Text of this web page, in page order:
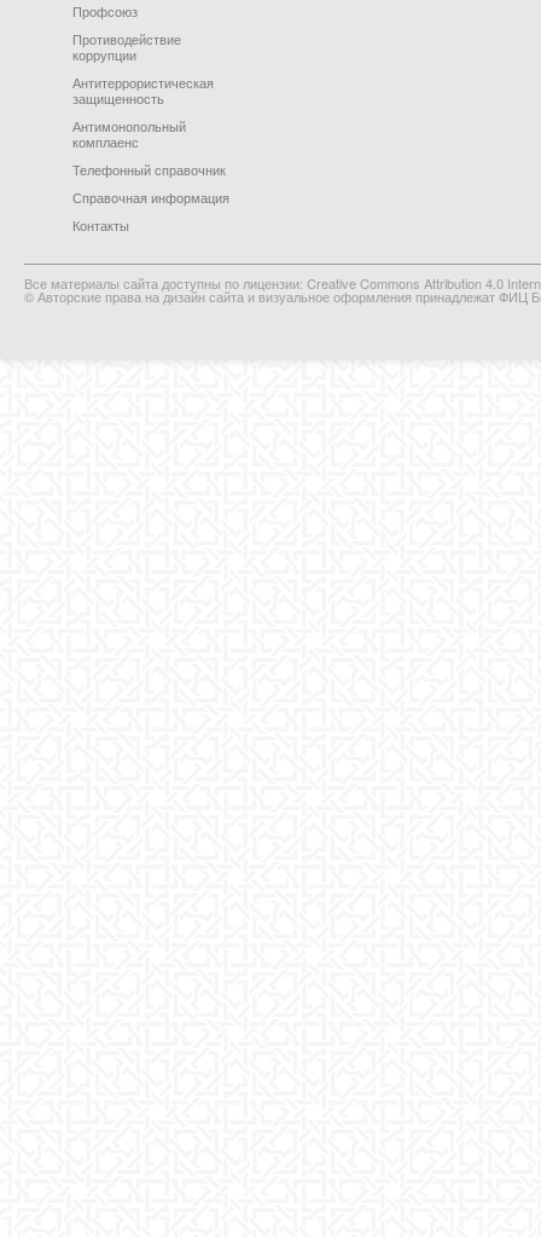
Профсоюз
Противодействие
коррупции
Антитеррористическая
защищенность
Антимонопольный
комплаенс
Телефонный справочник
Справочная информация
Контакты
Все материалы сайта доступны по лицензии: Creative Commons Attribution 4.0
© Авторские права на дизайн сайта и визуальное оформления принадлежат ФИЦ